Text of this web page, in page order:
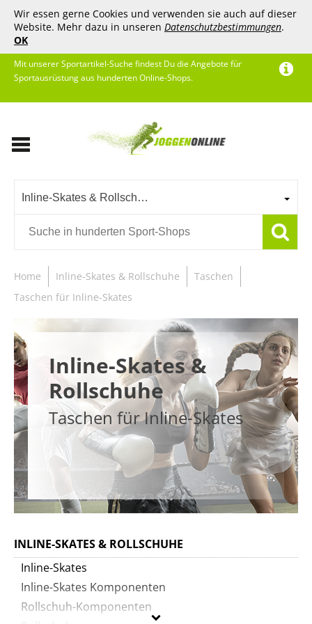
Wir essen gerne Cookies und verwenden sie auch auf dieser
Website. Mehr dazu in unseren Datenschutzbestimmungen.
OK
Mit unserer Sportartikel-Suche findest Du die Angebote für
Sportausrüstung aus hunderten Online-Shops.
Inline-Skates & Rollschuhe
Home Inline-Skates & Rollschuhe
Taschen
Taschen für Inline-Skates
Inline-Skates &
Rollschuhe
Taschen für Inline-Skates
INLINE-SKATES & ROLLSCHUHE
Inline-Skates
Inline-Skates Komponenten
Rollschuh-Komponenten